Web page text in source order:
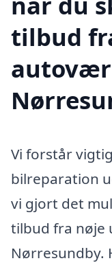
tilbud
Vi forstår
bilreparation
vi gjort det
tilbud fra nøje
Nørresundby.